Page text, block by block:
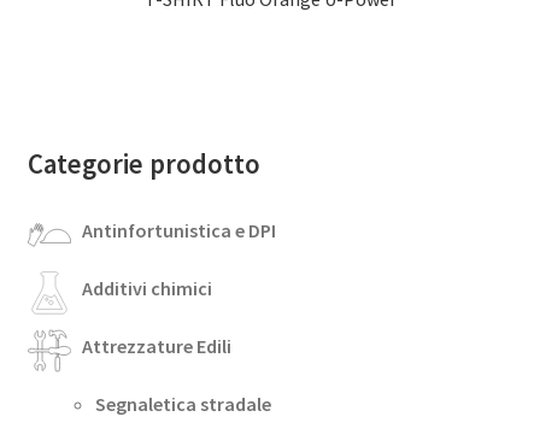
Categorie prodotto
Antinfortunistica e DPI
Additivi chimici
Attrezzature Edili
Segnaletica stradale